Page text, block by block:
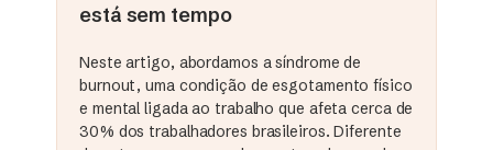
está sem tempo
Neste artigo, abordamos a síndrome de
burnout, uma condição de esgotamento físico
e mental ligada ao trabalho que afeta cerca de
30% dos trabalhadores brasileiros. Diferente